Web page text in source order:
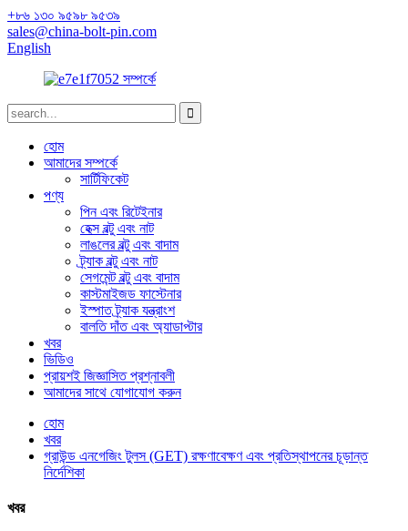
+৮৬ ১৩০ ৯৫৯৮ ৯৫৩৯
sales@china-bolt-pin.com
English
হোম
আমাদের সম্পর্কে
সার্টিফিকেট
পণ্য
পিন এবং রিটেইনার
হেক্স বল্টু এবং নাট
লাঙলের বল্টু এবং বাদাম
ট্র্যাক বল্টু এবং নাট
সেগমেন্ট বল্টু এবং বাদাম
কাস্টমাইজড ফাস্টেনার
ইস্পাত ট্র্যাক যন্ত্রাংশ
বালতি দাঁত এবং অ্যাডাপ্টার
খবর
ভিডিও
প্রায়শই জিজ্ঞাসিত প্রশ্নাবলী
আমাদের সাথে যোগাযোগ করুন
হোম
খবর
গ্রাউন্ড এনগেজিং টুলস (GET) রক্ষণাবেক্ষণ এবং প্রতিস্থাপনের চূড়ান্ত
নির্দেশিকা
খবর